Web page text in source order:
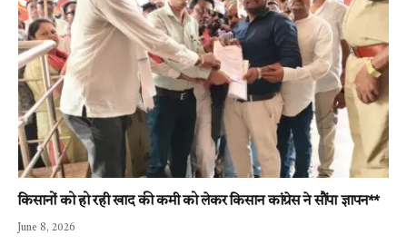
किसानों को हो रही खाद की कमी को लेकर किसान कांग्रेस ने सौंपा ज्ञापन**
June 8, 2026